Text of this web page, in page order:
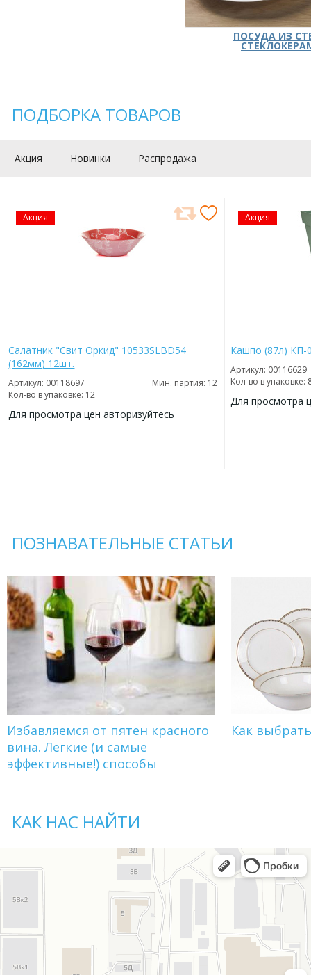
ПОСУДА ИЗ
ПОДБОРКА ТОВАРОВ
Акция Новинки Распродажа
Акция
Салатник "Свит Оркид" 10533SLBD54
(162мм) 12шт.
Артикул: 00118697
Мин. партия: 12
Кол-во в упаковке: 12
Для просмотра цен авторизуйтесь
Акция
Кашпо (87л) КП-
Артикул: 00116629
Кол-во в упаковке:
Для просмотра
ПОЗНАВАТЕЛЬНЫЕ СТАТЬИ
Избавляемся от пятен красного
вина. Легкие (и самые
эффективные!) способы
Как
КАК НАС НАЙТИ